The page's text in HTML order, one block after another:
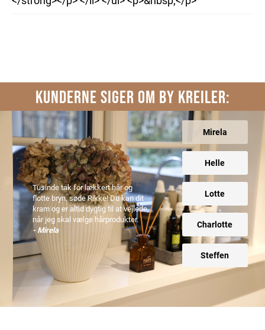
KUNDERNE SIGER OM BY KREILER:
Mirela
Helle
Lotte
Charlotte
Steffen
Tusinde tak for lækkert hår og
flotte bryn, søde Rikke! Du kan dit
kram og er altid dygtig til at vejlede,
når jeg skal vælge hårprodukter.
- Mirela